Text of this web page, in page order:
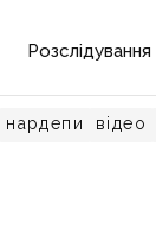
Розслідування
нардепи відео